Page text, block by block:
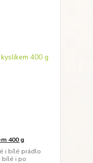
400 g
i bílé prádlo
bílé i po